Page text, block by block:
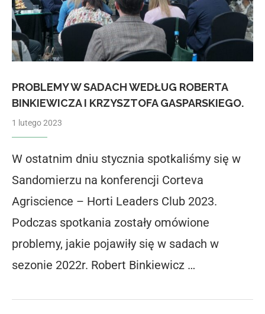
PROBLEMY W SADACH WEDŁUG ROBERTA
BINKIEWICZA I KRZYSZTOFA GASPARSKIEGO.
1 lutego 2023
W ostatnim dniu stycznia spotkaliśmy się w
Sandomierzu na konferencji Corteva
Agriscience – Horti Leaders Club 2023.
Podczas spotkania zostały omówione
problemy, jakie pojawiły się w sadach w
sezonie 2022r. Robert Binkiewicz …